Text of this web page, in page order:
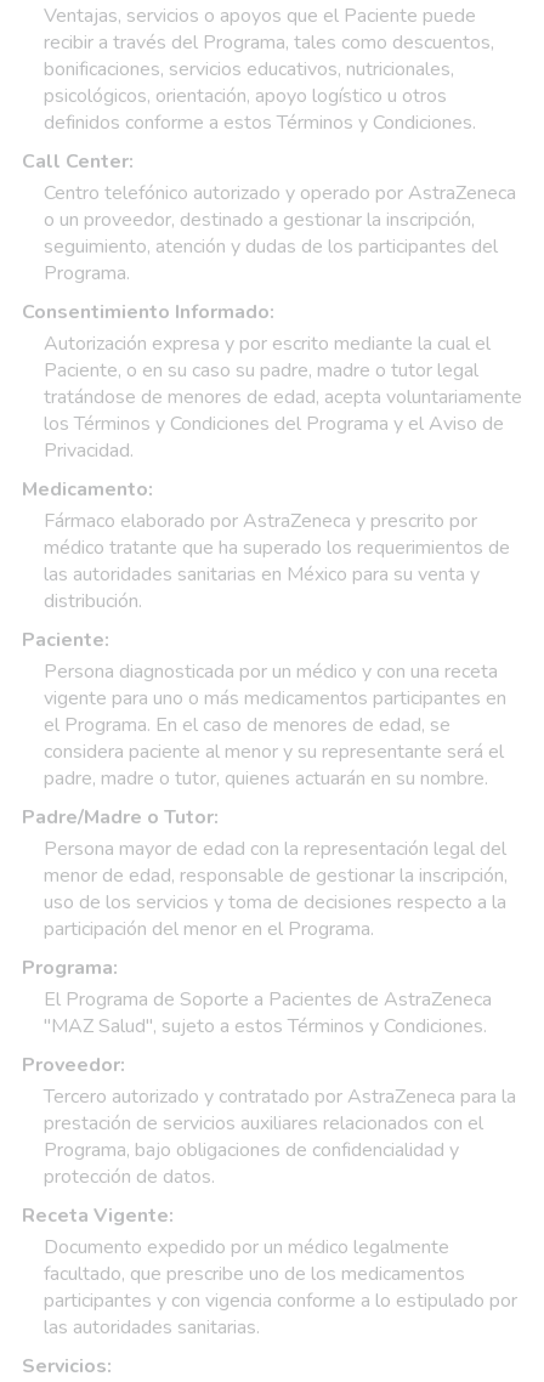
Ventajas, servicios o apoyos que el Paciente puede
recibir a través del Programa, tales como descuentos,
bonificaciones, servicios educativos, nutricionales,
psicológicos, orientación, apoyo logístico u otros
definidos conforme a estos Términos y Condiciones.
Call Center:
Centro telefónico autorizado y operado por AstraZeneca
o un proveedor, destinado a gestionar la inscripción,
seguimiento, atención y dudas de los participantes del
Programa.
Consentimiento Informado:
Autorización expresa y por escrito mediante la cual el
Paciente, o en su caso su padre, madre o tutor legal
tratándose de menores de edad, acepta voluntariamente
los Términos y Condiciones del Programa y el Aviso de
Privacidad.
Medicamento:
Fármaco elaborado por AstraZeneca y prescrito por
médico tratante que ha superado los requerimientos de
las autoridades sanitarias en México para su venta y
distribución.
Paciente:
Persona diagnosticada por un médico y con una receta
vigente para uno o más medicamentos participantes en
el Programa. En el caso de menores de edad, se
considera paciente al menor y su representante será el
padre, madre o tutor, quienes actuarán en su nombre.
Padre/Madre o Tutor:
Persona mayor de edad con la representación legal del
menor de edad, responsable de gestionar la inscripción,
uso de los servicios y toma de decisiones respecto a la
participación del menor en el Programa.
Programa:
El Programa de Soporte a Pacientes de AstraZeneca
"MAZ Salud", sujeto a estos Términos y Condiciones.
Proveedor:
Tercero autorizado y contratado por AstraZeneca para la
prestación de servicios auxiliares relacionados con el
Programa, bajo obligaciones de confidencialidad y
protección de datos.
Receta Vigente:
Documento expedido por un médico legalmente
facultado, que prescribe uno de los medicamentos
participantes y con vigencia conforme a lo estipulado por
las autoridades sanitarias.
Servicios: